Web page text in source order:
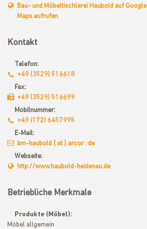
Bau- und Möbeltischlerei Haubold auf Google
Maps aufrufen
Kontakt
Telefon:
+49 (3529) 516618
Fax:
+49 (3529) 516699
Mobilnummer:
+49 (172) 6457995
E-Mail:
bm-haubold { at } arcor . de
Webseite:
http://www.haubold-heidenau.de
Betriebliche Merkmale
Produkte (Möbel):
Möbel allgemein